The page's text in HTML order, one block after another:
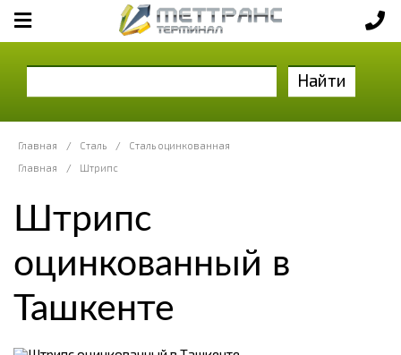
Найти
Главная / Сталь /
Сталь оцинкованная
Главная
/ Штрипс
Штрипс
оцинкованный в
Ташкенте